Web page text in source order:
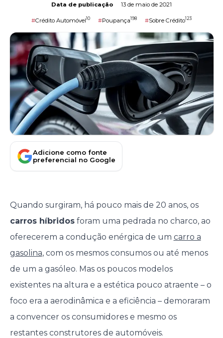
Data de publicação 13 de maio de 2021
#Crédito Automóvel10 #Poupança198 #Sobre Crédito123
Adicione como fonte
preferencial no Google
Quando surgiram, há pouco mais de 20 anos, os
carros híbridosforam uma pedrada no charco, ao
oferecerem a condução enérgica de um carro a
gasolina, com os mesmos consumos ou até menos
de um a gasóleo. Mas os poucos modelos
existentes na altura e a estética pouco atraente – o
foco era a aerodinâmica e a eficiência – demoraram
a convencer os consumidores e mesmo os
restantes construtores de automóveis.